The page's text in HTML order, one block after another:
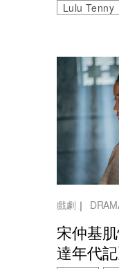
Lulu Tenny
戲劇 ｜
宋仲基
達年代